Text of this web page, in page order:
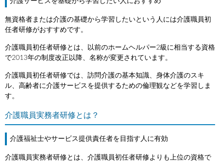
無資格者または介護の基礎から学習したいという人には介護職員初
任者研修がおすすめです。
介護職員初任者研修とは、以前のホームヘルパー2級に相当する資格
で2013年の制度改正以降、名称が変更されています。
介護職員初任者研修では、訪問介護の基本知識、身体介護のスキ
ル、高齢者に介護サービスを提供するための倫理観などを学習しま
す。
介護職員実務者研修とは？
介護福祉士やサービス提供責任者を目指す人に有効
介護職員実務者研修とは、介護職員初任者研修よりも上位の資格で